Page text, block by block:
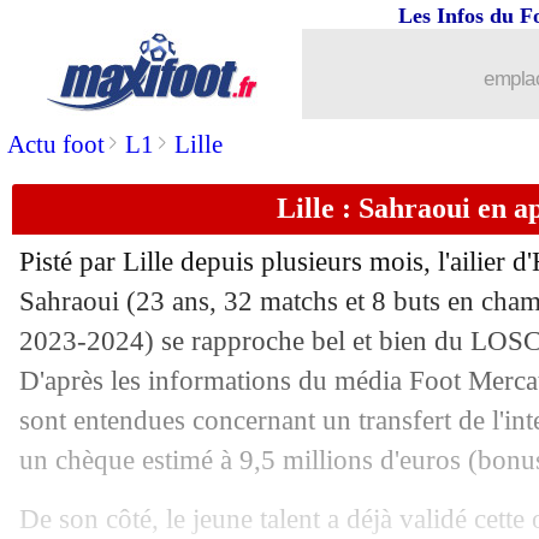
Actu foot> L1 > Lille
Les Infos du
Lille : Sahraoui en
Pisté par Lille depuis plusieurs mois, l'ailier
Sahraoui (23 ans, 32 matchs et 8 buts en
2023-2024) se rapproche bel et bien du
D'après les informations du média Foot
sont entendues concernant un transfert de
un chèque estimé à 9,5 millions d'euros
De son côté, le jeune talent a déjà validé cette
: Carboni, accord total confirmé
01/08 Lyon: Mikautadze était impatient
01/08 Nantes: Appuah bientôt vendu en
01/08 Droits TV : DAZN, un prix XXL !
01/08 Real : Endrick, les jolis mots
01/08 Troyes: Larouci prêté à Watford
Chelsea : Fernandez, le pardon de